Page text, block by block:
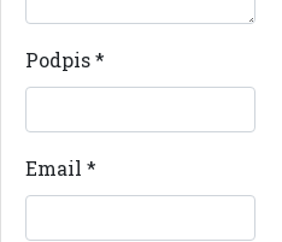
Podpis*
Email *